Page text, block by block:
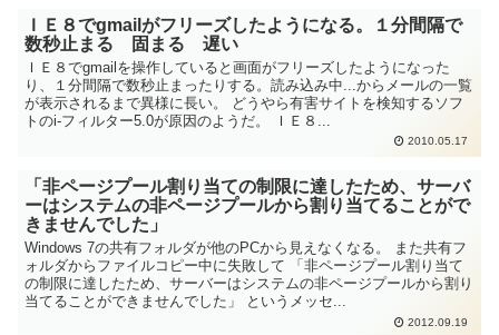
ＩＥ８でgmailがフリーズしたようになる。１分間隔で
数秒止まる 固まる 遅い
ＩＥ８でgmailを操作していると画面がフリーズしたようになった
り、１分間隔で数秒止まったりする。読み込み中...からメールの一覧
が表示されるまで異様に長い。 どうやら有害サイトを検知するソフ
トのi-フィルター5.0が原因のようだ。 ＩＥ８...
2010.05.17
「非ページプール割り当ての制限に達したため、サーバ
ーはシステムの非ページプールから割り当てることがで
きませんでした」
Windows 7の共有フォルダが他のPCから見えなくなる。 また共有フ
ォルダからファイルコピー中に失敗して 「非ページプール割り当て
の制限に達したため、サーバーはシステムの非ページプールから割り
当てることができませんでした」 というメッセ...
2012.09.19